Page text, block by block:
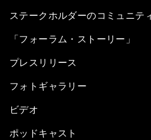
ステークホルダーのコミュニテ
「フォーラム・ストーリー」
プレスリリース
フォトギャラリー
ビデオ
ポッドキャスト